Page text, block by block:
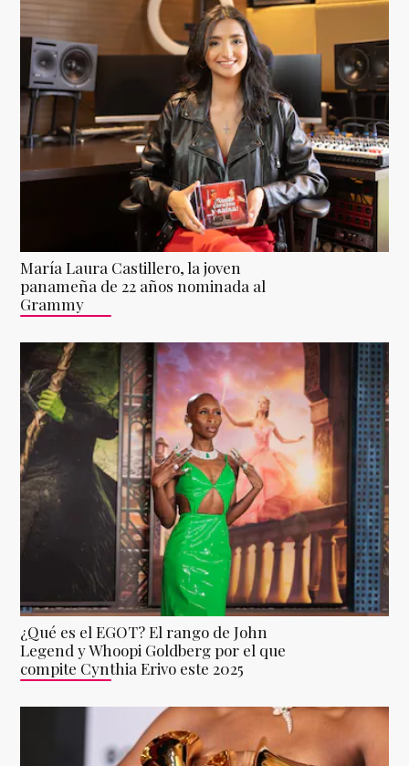
María Laura Castillero, la joven
panameña de 22 años nominada al
Grammy
¿Qué es el EGOT? El rango de John
Legend y Whoopi Goldberg por el que
compite Cynthia Erivo este 2025